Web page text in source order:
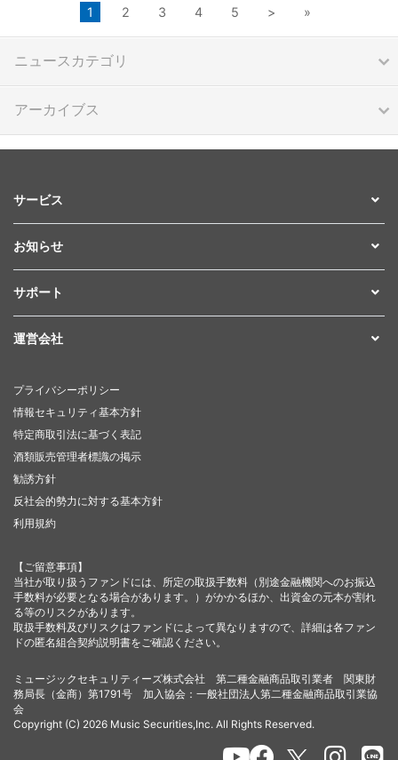
1 2 3 4 5 > »
ニュースカテゴリ
アーカイブス
サービス
お知らせ
サポート
運営会社
プライバシーポリシー
情報セキュリティ基本方針
特定商取引法に基づく表記
酒類販売管理者標識の掲示
勧誘方針
反社会的勢力に対する基本方針
利用規約
【ご留意事項】
当社が取り扱うファンドには、所定の取扱手数料（別途金融機関へのお振込
手数料が必要となる場合があります。）がかかるほか、出資金の元本が割れ
る等のリスクがあります。
取扱手数料及びリスクはファンドによって異なりますので、詳細は各ファン
ドの匿名組合契約説明書をご確認ください。
ミュージックセキュリティーズ株式会社 第二種金融商品取引業者 関東財
務局長（金商）第1791号 加入協会：一般社団法人第二種金融商品取引業協
会
Copyright (C) 2026 Music Securities,Inc. All Rights Reserved.